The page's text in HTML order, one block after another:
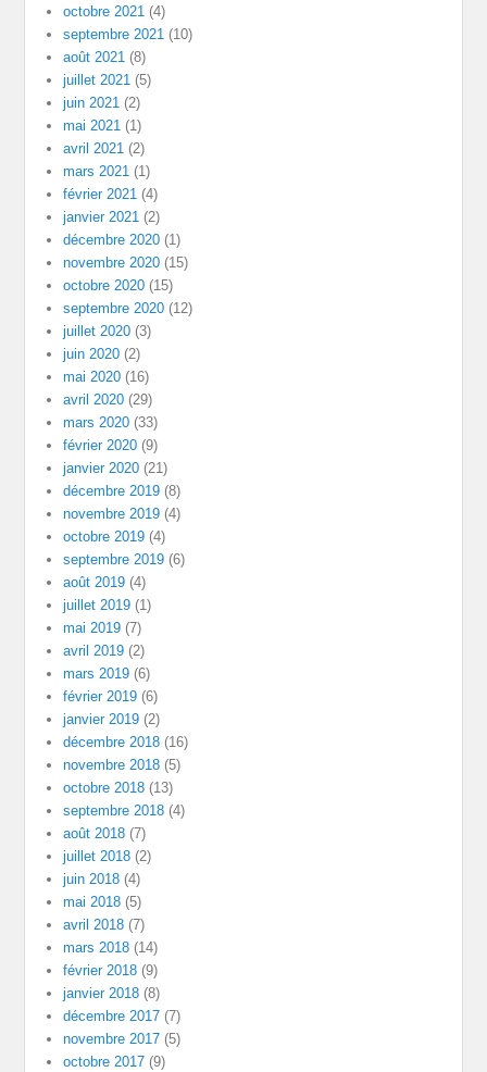
octobre 2021 (4)
septembre 2021 (10)
août 2021 (8)
juillet 2021 (5)
juin 2021 (2)
mai 2021 (1)
avril 2021 (2)
mars 2021 (1)
février 2021 (4)
janvier 2021 (2)
décembre 2020 (1)
novembre 2020 (15)
octobre 2020 (15)
septembre 2020 (12)
juillet 2020 (3)
juin 2020 (2)
mai 2020 (16)
avril 2020 (29)
mars 2020 (33)
février 2020 (9)
janvier 2020 (21)
décembre 2019 (8)
novembre 2019 (4)
octobre 2019 (4)
septembre 2019 (6)
août 2019 (4)
juillet 2019 (1)
mai 2019 (7)
avril 2019 (2)
mars 2019 (6)
février 2019 (6)
janvier 2019 (2)
décembre 2018 (16)
novembre 2018 (5)
octobre 2018 (13)
septembre 2018 (4)
août 2018 (7)
juillet 2018 (2)
juin 2018 (4)
mai 2018 (5)
avril 2018 (7)
mars 2018 (14)
février 2018 (9)
janvier 2018 (8)
décembre 2017 (7)
novembre 2017 (5)
octobre 2017 (9)